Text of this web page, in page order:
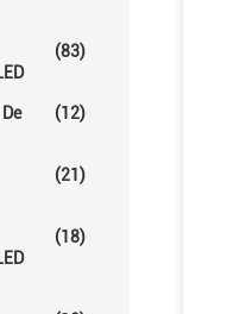
(83)
(12)
(21)
(18)